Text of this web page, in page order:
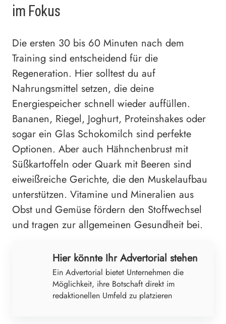
im Fokus
Die ersten 30 bis 60 Minuten nach dem
Training sind entscheidend für die
Regeneration. Hier solltest du auf
Nahrungsmittel setzen, die deine
Energiespeicher schnell wieder auffüllen.
Bananen, Riegel, Joghurt, Proteinshakes oder
sogar ein Glas Schokomilch sind perfekte
Optionen. Aber auch Hähnchenbrust mit
Süßkartoffeln oder Quark mit Beeren sind
eiweißreiche Gerichte, die den Muskelaufbau
unterstützen. Vitamine und Mineralien aus
Obst und Gemüse fördern den Stoffwechsel
und tragen zur allgemeinen Gesundheit bei.
Hier könnte Ihr Advertorial stehen
Ein Advertorial bietet Unternehmen die
Möglichkeit, ihre Botschaft direkt im
redaktionellen Umfeld zu platzieren